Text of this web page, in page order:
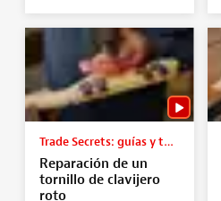
Trade Secrets: guías y tutoriales
Reparación de un
tornillo de clavijero
roto